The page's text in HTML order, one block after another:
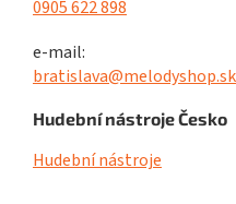
0905 622 898
e-mail:
bratislava@melodyshop.sk
Hudební nástroje Česko
Hudební nástroje